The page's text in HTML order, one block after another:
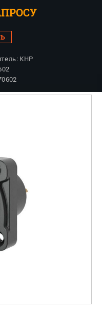
КНР